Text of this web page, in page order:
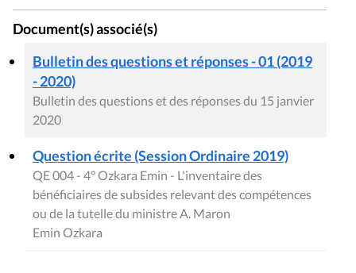
Document(s) associé(s)
Bulletin des questions et réponses - 01 (2019
- 2020)
Bulletin des questions et des réponses du 15 janvier
2020
Question écrite (Session Ordinaire 2019)
QE 004 - 4° Ozkara Emin - L'inventaire des
bénéficiaires de subsides relevant des compétences
ou de la tutelle du ministre A. Maron
Emin Ozkara